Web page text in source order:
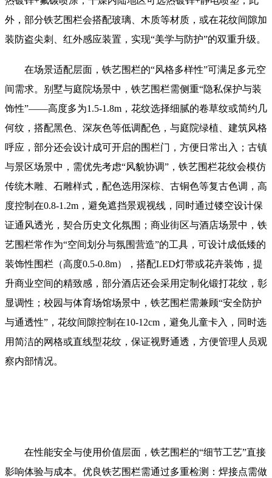
外，部分铁艺围栏会搭配玻璃、木质等材质，或在花纹间隙加
装防盗尖刺、红外感应装置，实现“美学与防护”的双重升级。
在场景适配层面，铁艺围栏的“风格多样性”可满足多元空
间需求。别墅与庭院场景中，铁艺围栏需侧重“隐私保护与装
饰性”——高度多为1.5-1.8m，花纹选择细腻的卷草纹或简约几
何纹，搭配黑色、深灰色等低调配色，与庭院绿植、建筑风格
呼应，部分还会设计成可开启的围栏门，方便日常出入；古镇
与景区场景中，需优先考虑“风貌协调”，铁艺围栏花纹会模仿
传统木雕、石雕样式，配色选用深棕、古铜色等复古色调，高
度控制在0.8-1.2m，避免遮挡景观视线，同时通过镂空设计保
证通风透光，契合历史文化氛围；商业街区与酒店场景中，铁
艺围栏常作为“空间划分与氛围营造”的工具，可设计成低矮的
装饰性围栏（高度0.5-0.8m），搭配LED灯带或花卉装饰，提
升商业空间的精致感，部分酒店还会采用定制化锻打花纹，彰
显调性；校园与体育场馆场景中，铁艺围栏需兼顾“安全防护
与通透性”，花纹间隙控制在10-12cm，避免儿童卡入，同时选
用简洁的网格或直线型花纹，保证视野通透，方便管理人员观
察内部情况。
在性能安全与使用价值层面，铁艺围栏的“细节工艺”直接
影响体验与成本。优良铁艺围栏需通过多重检测：焊接点需做